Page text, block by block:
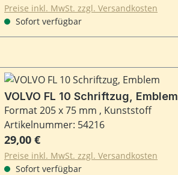
Preise inkl. MwSt. zzgl. Versandkosten
Sofort verfügbar
VOLVO FL 10 Schriftzug, Emblem
Format 205 x 75 mm , Kunststoff
Artikelnummer: 54216
Regulärer Preis:
29,00 €
Preise inkl. MwSt. zzgl. Versandkosten
Sofort verfügbar